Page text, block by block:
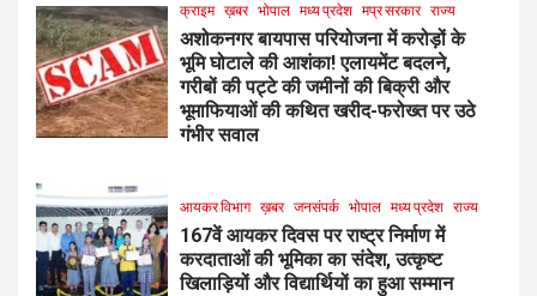
क्राइम ख़बर भोपाल मध्य प्रदेश मप्र सरकार राज्य
अशोकनगर बायपास परियोजना में करोड़ों के
भूमि घोटाले की आशंका! एलायमेंट बदलने,
गरीबों की पट्टे की जमीनों की बिक्री और
भूमाफियाओं की कथित खरीद-फरोख्त पर उठे
गंभीर सवाल
आयकर विभाग ख़बर जनसंपर्क भोपाल मध्य प्रदेश राज्य
167वें आयकर दिवस पर राष्ट्र निर्माण में
करदाताओं की भूमिका का संदेश, उत्कृष्ट
खिलाड़ियों और विद्यार्थियों का हुआ सम्मान